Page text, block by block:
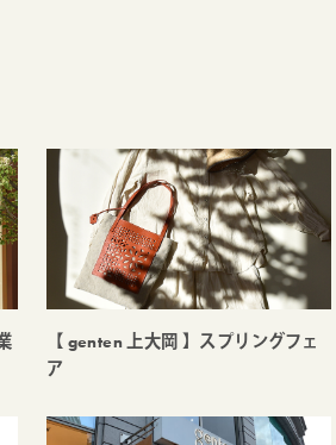
【 genten 上大岡 】スプリングフェ
ア